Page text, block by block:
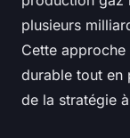
plusieurs
Cette
durable tout en
de la stratégie